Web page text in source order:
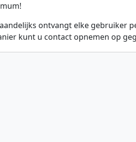
ontvangt elke gebruiker
kunt u contact opnemen op